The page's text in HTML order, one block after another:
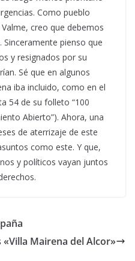
Como pueblo
creo que debemos
pienso que
y resignados por su
Sé que en algunos
iba incluido, como en el
54 de su folleto “100
Abierto”). Ahora, una
de aterrizaje de este
como este. Y que,
y políticos vayan juntos
«Villa Mairena del Alcor»